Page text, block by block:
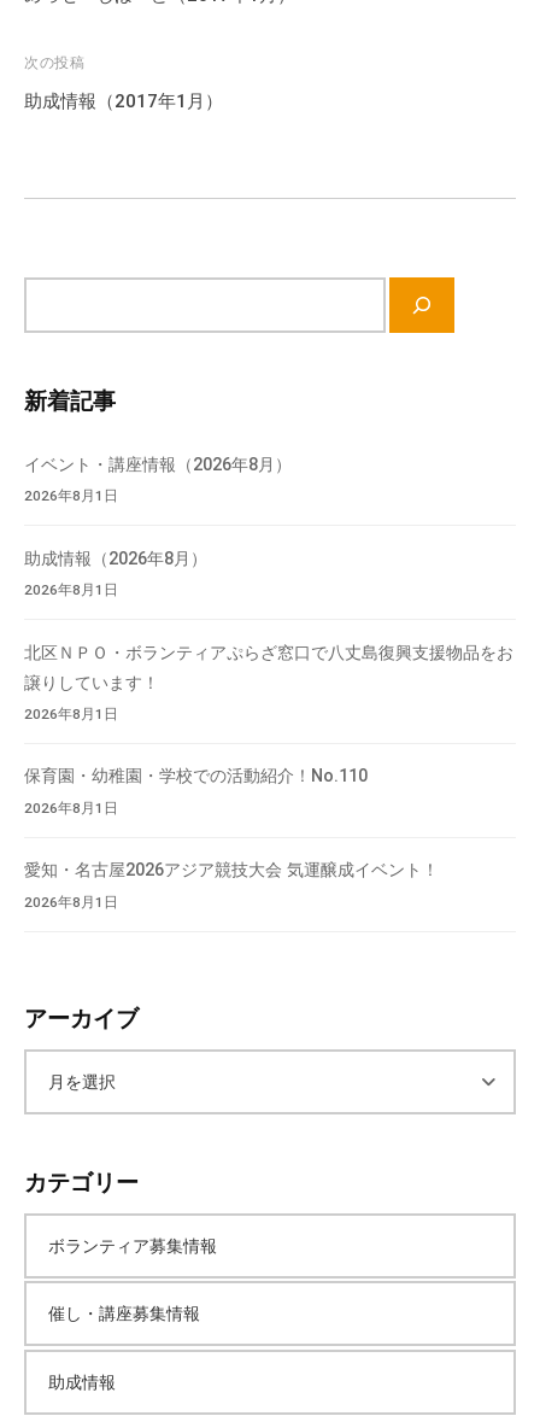
ビ
ゲ
ョ
次の投稿
助成情報（2017年1月）
検
新着記事
イベント・講座情報（2026年8月）
2026年8月1日
助成情報（2026年8月）
2026年8月1日
北区ＮＰＯ・ボランティアぷらざ窓口で八丈島復興支援物品をお
譲りしています！
2026年8月1日
保育園・幼稚園・学校での活動紹介！No.110
2026年8月1日
愛知・名古屋2026アジア競技大会 気運醸成イベント！
2026年8月1日
アーカイブ
カ
イ
ブ
カテゴリー
ボランティア募集情報
催し・講座募集情報
助成情報